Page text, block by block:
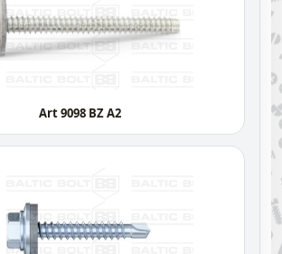
Art 9098 BZ A2